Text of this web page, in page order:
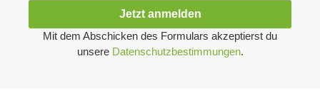
Jetzt anmelden
Mit dem Abschicken des Formulars akzeptierst du
unsere Datenschutzbestimmungen.